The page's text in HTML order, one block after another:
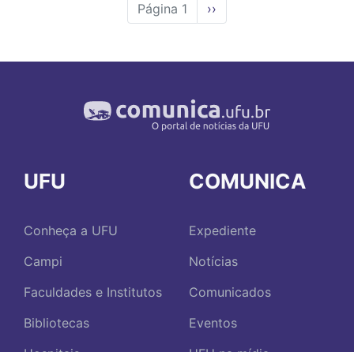
Página 1
Próxima
página
››
UFU
Conheça a UFU
Campi
Faculdades e Institutos
Bibliotecas
COMUNICA
Expediente
Notícias
Comunicados
Eventos